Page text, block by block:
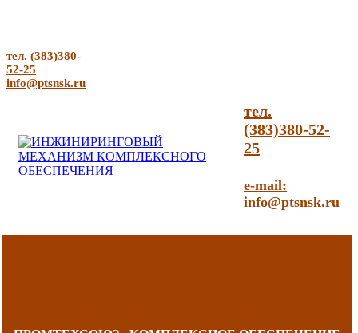
тел. (383)380-
52-25
info@ptsnsk.ru
тел.
(383)380-52-
25
e-mail:
info@ptsnsk.ru